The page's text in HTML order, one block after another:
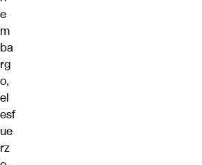
e
m
ba
rg
o,
el
esf
ue
rz